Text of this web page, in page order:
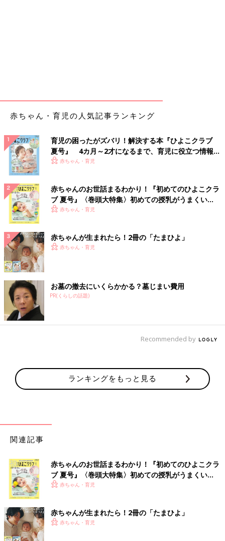
■渡す金額に悩むことも
うだいがいる場合にいくら渡すか悩むことも」（sao）
■親が先に手を出したことにモヤモヤ
「いただくのはおもちゃが多く、うちの子はお金をまだもらった
ことがありません。ただ、親戚の子どもにお年玉を受け取って欲
しくて、子どもに渡そうとしたら親が先に手を出したことが…。
せめてその後でいいから持たせてやってもよかったのでは？ と
思いました」（またたび）
■モヤっとすることも
「お年玉もらいに来たと言われるとモヤッとします（笑）」（ち
びママ）
■金額を統一することに
「自分のきょうだいの子どもに渡した金額と、うちの子に渡され
た金額が一緒じゃなかったときに、んー？と少しモヤっとします
ね。同じ子ども3人で1人1000円いただいたときと、こっちは弟
統一して1000円になりました（笑）」（まなみん）
「１歳
の息子に、お年玉として1万円ももらってしまったこと」
（あすたん）
けばよかったと思いました」（ずんだ）
もらったお金の大切さを親子で考えるきっかけに
お年玉の金額の決め方と、お子さん自身がお年玉を貯めるだけで
なく、上手に使うためのアドバイスをファイナンシャルプランナ
ーの菅原直子さんにアドバイスいただきました。
「子どもにとってのお年玉は、普段のおこづかいよりも一桁も二
赤ちゃん・育児の人気記事ランキング
育児の困ったがズバリ！解決する本『ひよこクラブ
夏号』 4カ月～2才になるまで、育児に役立つ情報が
いっぱい！
赤ちゃん・育児
赤ちゃんのお世話まるわかり！『初めてのひよこクラ
ブ 夏号』〈巻頭大特集〉初めての授乳がうまくい
く！ おっぱい・ミルクの基本と夏のトラブル 解決テ
赤ちゃん・育児
赤ちゃんが生まれたら！2冊の「たまひよ」
赤ちゃん・育児
お墓の撤去にいくらかかる？墓じまい費用
PR(くらしの話題)
Recommended by
ランキングをもっと見る
関連記事
赤ちゃんのお世話まるわかり！『初めてのひよこクラ
ブ 夏号』〈巻頭大特集〉初めての授乳がうまくい
く！ おっぱい・ミルクの基本と夏のトラブル 解決テ
赤ちゃん・育児
赤ちゃんが生まれたら！2冊の「たまひよ」
赤ちゃん・育児